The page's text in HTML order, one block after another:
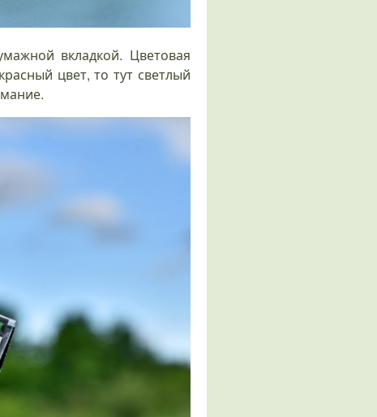
вкладкой. Цветовая
цвет, то тут светлый